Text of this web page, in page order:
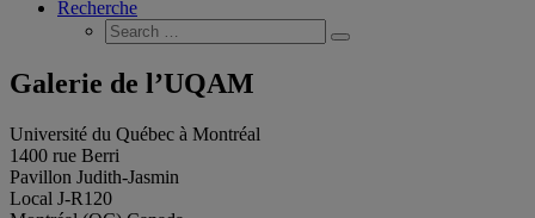
Recherche
Search
for:
Search
Galerie de l’UQAM
Université du Québec à Montréal
1400 rue Berri
Pavillon Judith-Jasmin
Local J-R120